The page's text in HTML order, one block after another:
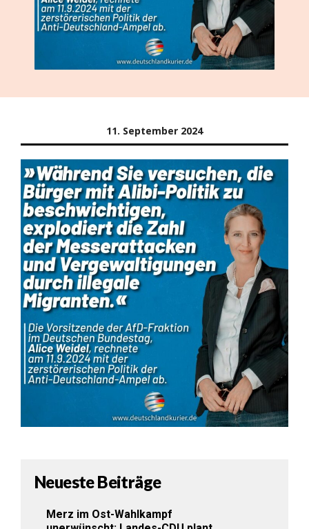
11. September 2024
Neueste Beiträge
Merz im Ost-Wahlkampf